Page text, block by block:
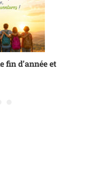
fin d’année et